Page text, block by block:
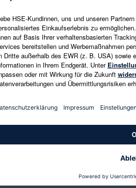
erhalten
abonnieren und aktuelle Trends,
erhalten. Als Dankeschön
Eine Abmeldung ist jederzeit in